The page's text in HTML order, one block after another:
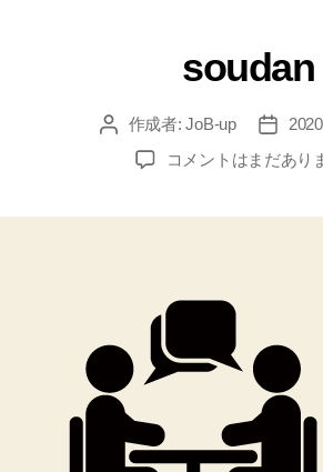
soudan
作成者:JoB-up
コメントはまだあり